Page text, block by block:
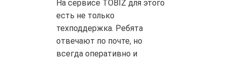
На сервисе TOBIZ для этого
есть не только
техподдержка. Ребята
отвечают по почте, но
всегда оперативно и